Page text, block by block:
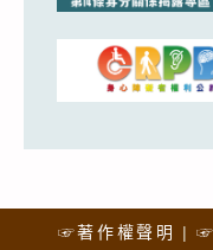
☞著作權聲明 ☞